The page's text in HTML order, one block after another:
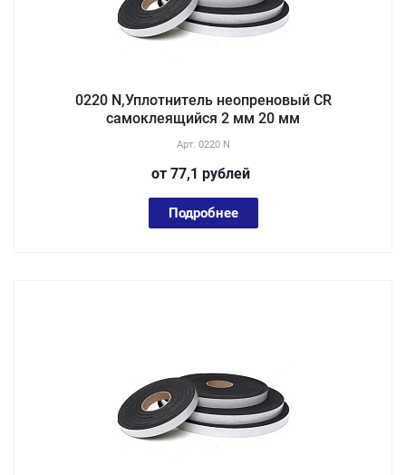
0220 N,Уплотнитель неопреновый CR
самоклеящийся 2 мм 20 мм
Арт. 0220 N
от 77,1 рублей
Подробнее